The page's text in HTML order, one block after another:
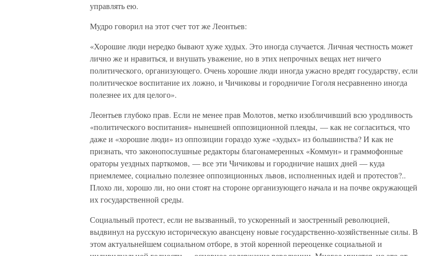
управлять ею.
Мудро говорил на этот счет тот же Леонтьев:
«Хорошие люди нередко бывают хуже худых. Это иногда случается. Личная честность может
лично же и нравиться, и внушать уважение, но в этих непрочных вещах нет ничего
политического, организующего. Очень хорошие люди иногда ужасно вредят государству, если
политическое воспитание их ложно, и Чичиковы и городничие Гоголя несравненно иногда
полезнее их для целого».
Леонтьев глубоко прав. Если не менее прав Молотов, метко изобличивший всю уродливость
«политического воспитания» нынешней оппозиционной плеяды, — как не согласиться, что
даже и «хорошие люди» из оппозиции гораздо хуже «худых» из большинства? И как не
признать, что законопослушные редакторы благонамеренных «Коммун» и граммофонные
ораторы уездных парткомов, — все эти Чичиковы и городничие наших дней — куда
приемлемее, социально полезнее оппозиционных львов, исполненных идей и протестов?..
Плохо ли, хорошо ли, но они стоят на стороне организующего начала и на почве окружающей
их государственной среды.
Социальный протест, если не вызванный, то ускоренный и заостренный революцией,
выдвинул на русскую историческую авансцену новые государственно-хозяйственные силы. В
этом актуальнейшем социальном отборе, в этой коренной переоценке социальной и